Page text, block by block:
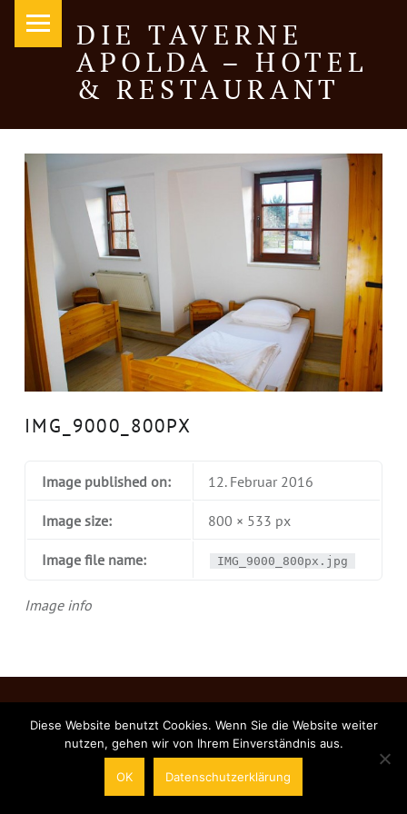
DIE TAVERNE
APOLDA – HOTEL
& RESTAURANT
IMG_9000_800PX
Image info
Image published on: 12. Februar 2016
Image size: 800 × 533 px
Image file name: IMG_9000_800px.jpg
Auberge WordPresstheme.|Back to top ↑
Diese Website benutzt Cookies. Wenn Sie die Website weiter
nutzen, gehen wir von Ihrem Einverständnis aus.
OK Datenschutzerklärung